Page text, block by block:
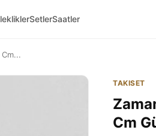
SetlerSaatler
TAKISET
Cm